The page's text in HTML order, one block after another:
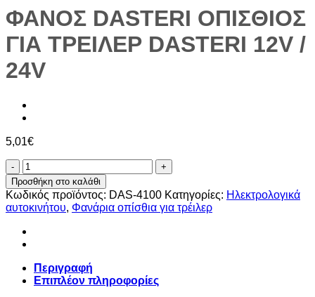
ΦΑΝΟΣ DASTERI ΟΠΙΣΘΙΟΣ
ΓΙΑ ΤΡΕΙΛΕΡ DASTERI 12V /
24V
5,01€
ΦΑΝΟΣ
DASTERI
ΟΠΙΣΘΙΟΣ
ΓΙΑ
ΤΡΕΙΛΕΡ
DASTERI
12V
24V
ποσότητα
Προσθήκη στο καλάθι
Κωδικός προϊόντος: DAS-4100 Κατηγορίες: Ηλεκτρολογικά
αυτοκινήτου, Φανάρια οπίσθια για τρέιλερ
Περιγραφή
Επιπλέον πληροφορίες